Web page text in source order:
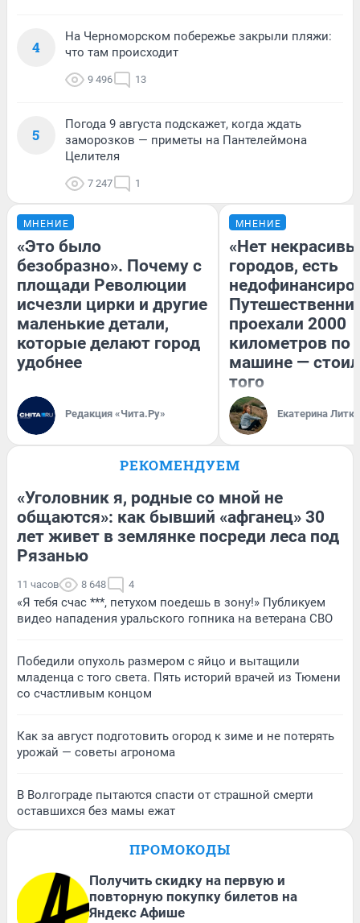
4
На Черноморском побережье закрыли пляжи:
что там происходит
9 496 13
5
Погода 9 августа подскажет, когда ждать
заморозков — приметы на Пантелеймона
Целителя
7 247 1
МНЕНИЕ
«Это было
безобразно». Почему с
площади Революции
исчезли цирки и другие
маленькие детали,
которые делают город
удобнее
Редакция «Чита.Ру»
МНЕНИЕ
«Нет
городов, есть
проехали 2000
километров по
машине —
того
Екатерина
РЕКОМЕНДУЕМ
«Уголовник я, родные со мной не
общаются»: как бывший «афганец» 30
лет живет в землянке посреди леса под
Рязанью
11 часов 8 648 4
«Я тебя счас ***, петухом поедешь в зону!» Публикуем
видео нападения уральского гопника на ветерана СВО
Победили опухоль размером с яйцо и вытащили
младенца с того света. Пять историй врачей из Тюмени
со счастливым концом
Как за август подготовить огород к зиме и не потерять
урожай — советы агронома
В Волгограде пытаются спасти от страшной смерти
оставшихся без мамы ежат
ПРОМОКОДЫ
Получить скидку на первую и
повторную покупку билетов на
Яндекс Афише